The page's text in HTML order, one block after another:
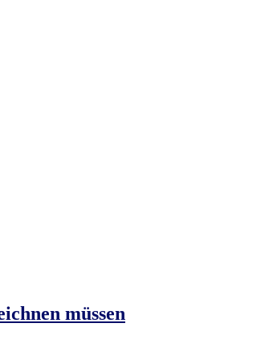
müssen